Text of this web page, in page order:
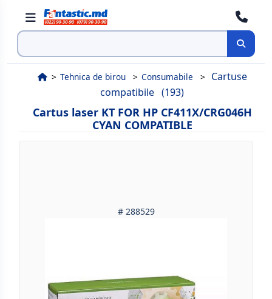
Cauta
Tehnica de birou Consumabile
Cartuse
compatibile (193)
Cartus laser KT FOR HP CF411X/CRG046H
CYAN COMPATIBLE
# 288529